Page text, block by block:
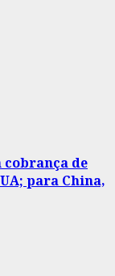
cobrança de
para China,